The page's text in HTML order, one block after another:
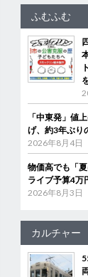
ふむふむ
「中東発」値
げ、約3年ぶり
2026年8月4日
物価高でも「
ライブ予算4万
2026年8月3日
カルチャー